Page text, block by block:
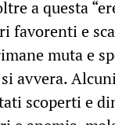
a questa
favorenti e
muta e
avvera.
scoperti e